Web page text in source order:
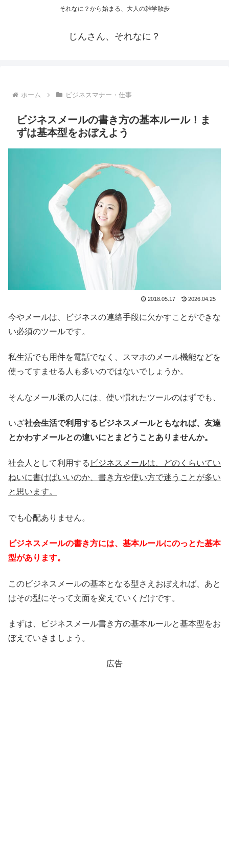
それなに？から始まる、大人の雑学散歩
じんさん、それなに？
ホーム ビジネスマナー・仕事
ビジネスメールの書き方の基本ルール！ま
ずは基本型をおぼえよう
2018.05.17 2026.04.25
今やメールは、ビジネスの連絡手段に欠かすことができな
い必須のツールです。
私生活でも用件を電話でなく、スマホのメール機能などを
使ってすませる人も多いのではないでしょうか。
そんなメール派の人には、使い慣れたツールのはずでも、
いざ社会生活で利用するビジネスメールともなれば、友達
とかわすメールとの違いにとまどうことありませんか。
社会人として利用する ビジネスメールは、どのくらいてい
ねいに書けばいいのか、書き方や使い方で迷うことが多い
と思います。
でも心配ありません。
ビジネスメールの書き方には、基本ルールにのっとた基本
型があります。
このビジネスメールの基本となる型さえおぼえれば、あと
はその型にそって文面を変えていくだけです。
まずは、ビジネスメール書き方の基本ルールと基本型をお
ぼえていきましょう。
広告